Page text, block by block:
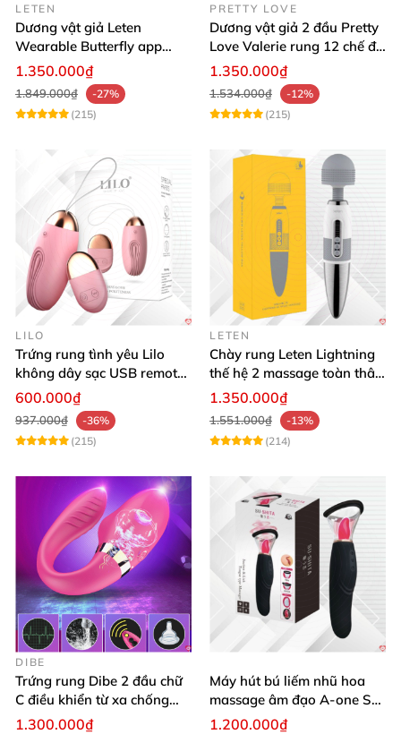
LETEN
Dương vật giả Leten
Wearable Butterfly app
bluetooth rung mạnh đa
1.350.000₫
1.849.000₫
-27%
(215)
PRETTY LOVE
Dương vật giả 2 đầu Pretty
Love Valerie rung 12 chế độ
kích thích les
1.350.000₫
1.534.000₫
-12%
(215)
LILO
Trứng rung tình yêu Lilo
không dây sạc USB remote
điều khiển từ xa
600.000₫
937.000₫
-36%
(215)
LETEN
Chày rung Leten Lightning
thế hệ 2 massage toàn thân
nhiều tần số rung phát
1.350.000₫
1.551.000₫
-13%
(214)
DIBE
Trứng rung Dibe 2 đầu chữ
C điều khiển từ xa chống
nước
1.300.000₫
Máy hút bú liếm nhũ hoa
massage âm đạo A-one Su-
shita độc đáo
1.200.000₫